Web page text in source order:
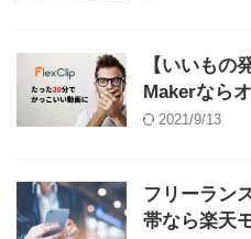
【いいもの
Makerなら
2021/9/13
フリーラン
帯なら楽天